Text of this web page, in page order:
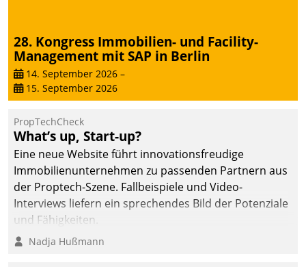
28. Kongress Immobilien- und Facility-
Management mit SAP in Berlin
14. September 2026 –
15. September 2026
PropTechCheck
What’s up, Start-up?
Eine neue Website führt innovationsfreudige
Immobilienunternehmen zu passenden Partnern aus
der Proptech-Szene. Fallbeispiele und Video-
Interviews liefern ein sprechendes Bild der Potenziale
und Fähigkeiten.
Nadja Hußmann